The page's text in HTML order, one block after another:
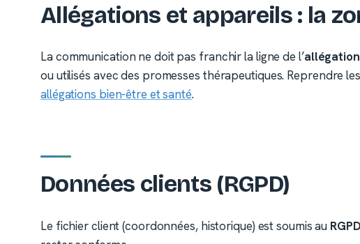
Allégations et appareils : la
La communication ne doit pas franchir la ligne de l’
ou utilisés avec des promesses thérapeutiques. Reprendre
allégations bien-être et santé.
Données clients (RGPD)
Le fichier client (coordonnées, historique) est soumis au RGPD